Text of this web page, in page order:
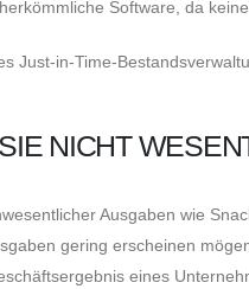
Software, da
Just-in-Time-
NICHT
Ausgaben wie
gering erscheinen
eines